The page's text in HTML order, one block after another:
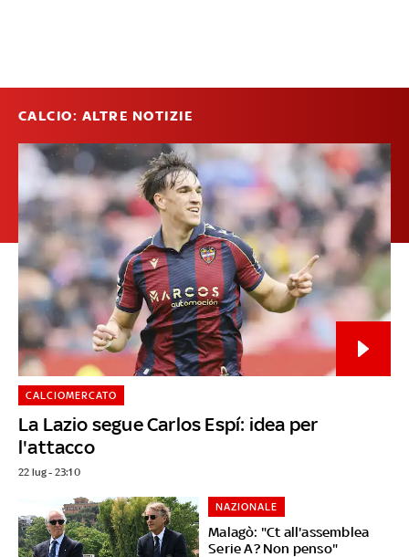
CALCIO: ALTRE NOTIZIE
La Lazio segue Carlos Espí: idea per
l'attacco
CALCIOMERCATO
22 lug - 23:10
Malagò: "Ct all'assemblea
Serie A? Non penso"
NAZIONALE